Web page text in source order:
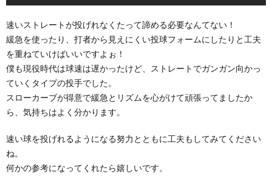
速いストレートが投げれなくたって諦める必要なんてない！
緩急を使ったり、打者から見えにくい投球フォームにしたりと工夫
を重ねていけばいいですよぉ！
僕も現役時代は球速は遅かったけど、ストレートでガンガン向かっ
ていくタイプの投手でした。
スローカーブが得意で緩急とリズムを心がけて頑張ってましたか
ら、気持ちはよく分かります。
速い球を投げれるようになる努力とともに工夫もしてみてください
ね。
何かの参考になってくれたら嬉しいです。